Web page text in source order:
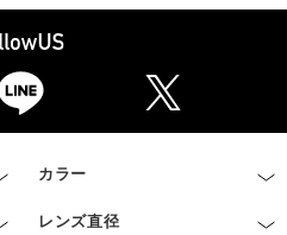
カラー
レンズ直径